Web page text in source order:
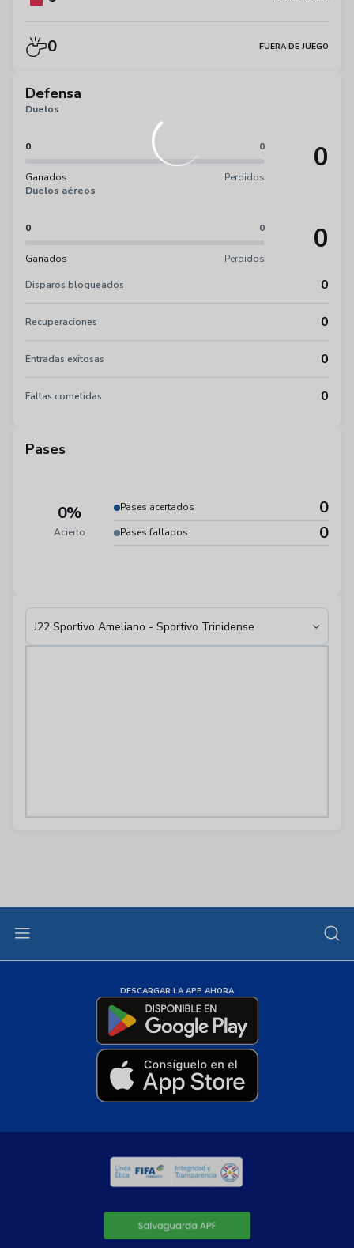
0 FUERA DE JUEGO
Defensa
Duelos
0 0
Ganados Perdidos
0
Duelos aéreos
0 0
Ganados Perdidos
0
Disparos bloqueados 0
Recuperaciones 0
Entradas exitosas 0
Faltas cometidas 0
Pases
0%
Acierto
Pases acertados 0
Pases fallados 0
J22 Sportivo Ameliano - Sportivo Trinidense
DESCARGAR LA APP AHORA